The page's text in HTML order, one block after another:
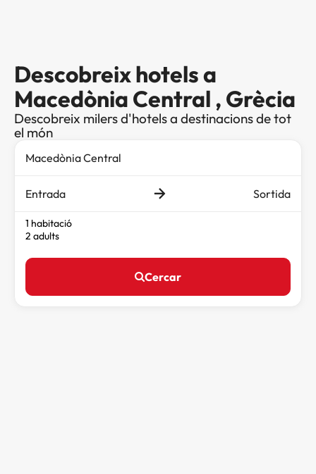
Descobreix hotels a
Macedònia Central , Grècia
Descobreix milers d'hotels a destinacions de tot
el món
Entrada Sortida
1 habitació
2 adults
Cercar